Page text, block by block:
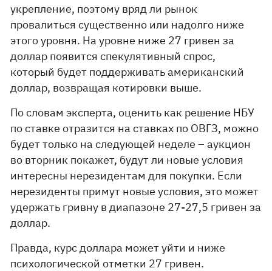
укрепление, поэтому вряд ли рынок
провалиться существенно или надолго ниже
этого уровня. На уровне ниже 27 гривен за
доллар появится спекулятивный спрос,
который будет поддерживать американский
доллар, возвращая котировки выше.
По словам эксперта, оценить как решение НБУ
по ставке отразится на ставках по ОВГЗ, можно
будет только на следующей неделе – аукцион
во вторник покажет, будут ли новые условия
интересны нерезидентам для покупки. Если
нерезиденты примут новые условия, это может
удержать гривну в диапазоне 27-27,5 гривен за
доллар.
Правда, курс доллара может уйти и ниже
психологической отметки 27 гривен.